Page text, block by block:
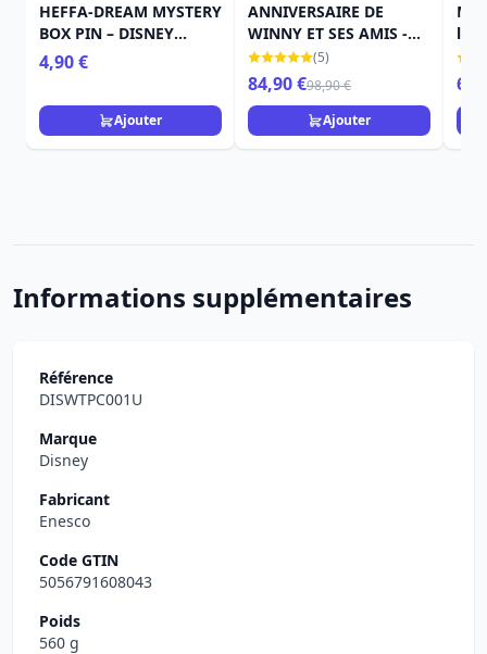
HEFFA-DREAM MYSTERY
BOX PIN – DISNEY
LOUNGEFLY WINNIE
L'OURSON
4,90 €
Ajouter
ANNIVERSAIRE DE
WINNY ET SES AMIS -
DISNEY TRADITIONS
(5)
84,90 €98,90 €
Ajouter
-
Informations supplémentaires
Référence
DISWTPC001U
Marque
Disney
Fabricant
Enesco
Code GTIN
5056791608043
Poids
560 g